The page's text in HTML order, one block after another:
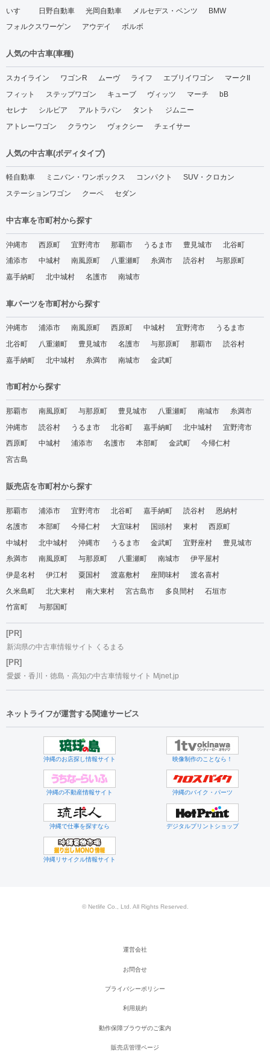
いすゞ
日野自動車 光岡自動車 メルセデス・ベンツ
BMW
フォルクスワーゲン
アウデイ ボルボ
人気の中古車(車種)
スカイライン ワゴンR ムーヴ ライフ エブリイワゴン
マークII
フィット
ステップワゴン キューブ ヴィッツ マーチ
bB
セレナ
シルビア アルトラパン タント
ジムニー
アトレーワゴン
クラウン ヴォクシー チェイサー
人気の中古車(ボディタイプ)
軽自動車 ミニバン・ワンボックス コンパクト
SUV・クロカン
ステーションワゴン
クーペ セダン
中古車を市町村から探す
沖縄市 西原町 宜野湾市 那覇市 うるま市 豊見城市
北谷町
浦添市
中城村 南風原町 八重瀬町 糸満市 読谷村
与那原町
嘉手納町
北中城村 名護市 南城市
車パーツを市町村から探す
沖縄市 浦添市 南風原町 西原町 中城村 宜野湾市
うるま市
北谷町
八重瀬町 豊見城市 名護市 与那原町 那覇市
読谷村
嘉手納町
北中城村 糸満市 南城市 金武町
市町村から探す
那覇市 南風原町 与那原町 豊見城市 八重瀬町 南城市
糸満市
沖縄市
読谷村 うるま市 北谷町 嘉手納町 北中城村
宜野湾市
西原町
中城村 浦添市 名護市 本部町 金武町
今帰仁村
宮古島
販売店を市町村から探す
那覇市 浦添市 宜野湾市 北谷町 嘉手納町 読谷村
恩納村
名護市
本部町 今帰仁村 大宜味村 国頭村 東村
西原町
中城村
北中城村 沖縄市 うるま市 金武町 宜野座村
豊見城市
糸満市
南風原町 与那原町 八重瀬町 南城市
伊平屋村
伊是名村
伊江村 粟国村 渡嘉敷村 座間味村
渡名喜村
久米島町
北大東村 南大東村 宮古島市 多良間村
石垣市
竹富町
与那国町
[PR]
新潟県の中古車情報サイト くるまる
[PR]
愛媛・香川・徳島・高知の中古車情報サイト Mjnet.jp
ネットライフが運営する関連サービス
沖縄のお店探し情報サイト 映像制作のことなら！
沖縄の不動産情報サイト 沖縄のバイク・パーツ
沖縄で仕事を探すなら デジタルプリントショップ
沖縄リサイクル情報サイト
© Netlife Co., Ltd. All Rights Reserved.
運営会社
お問合せ
プライバシーポリシー
利用規約
動作保障ブラウザのご案内
販売店管理ページ